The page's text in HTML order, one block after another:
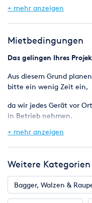
sonstigem Unrat
Durchführung einer
Die Bürste verfügt über 6
ein
ist.
beidseitig geschwenkt
Motorhersteller Honda
Modell GCV 160
Gewicht 48 kg
Schallleistungspegel 95
Maße (LxBxH) 164 cm x
Wandschlüssiges
+ mehr anzeigen
Mietbedingungen
Das gelingen Ihres
Aus diesem Grund
bitte ein wenig Zeit ein,
da wir jedes Gerät vor
in Betrieb nehmen.
·
auf Kommissionsbasis
Bei der Rückgabe wird
berechnet, was Sie
+ mehr anzeigen
Weitere
Bagger, Walzen &